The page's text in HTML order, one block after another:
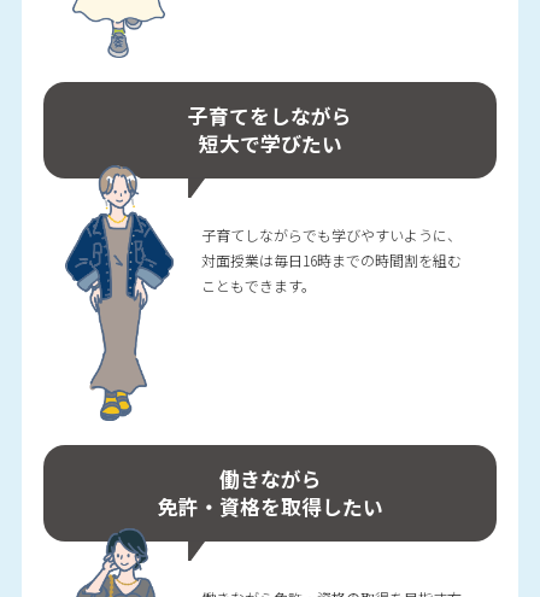
子育てをしながら
短大で学びたい
子育てしながらでも学びやすいように、
対面授業は毎日16時までの時間割を組む
こともできます。
働きながら
免許・資格を取得したい